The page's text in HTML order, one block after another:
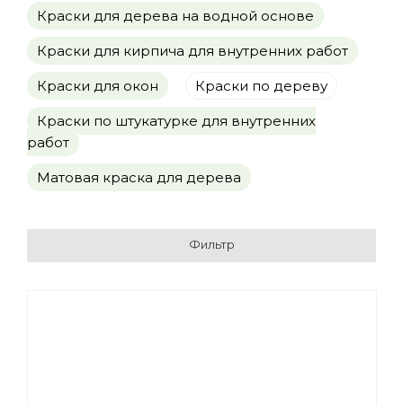
Краски для дерева на водной основе
Краски для кирпича для внутренних работ
Краски для окон Краски по дереву
Краски по штукатурке для внутренних
работ
Матовая краска для дерева
Фильтр